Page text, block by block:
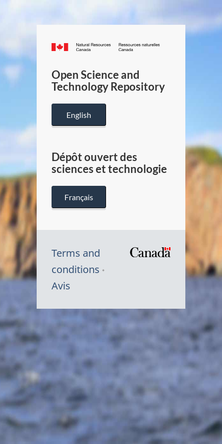
Canada.ca
/
Canada
Open Science and
Technology Repository
English
Dépôt ouvert des
sciences et technologie
Français
Terms and
conditions
Avis
Symbole
Canada